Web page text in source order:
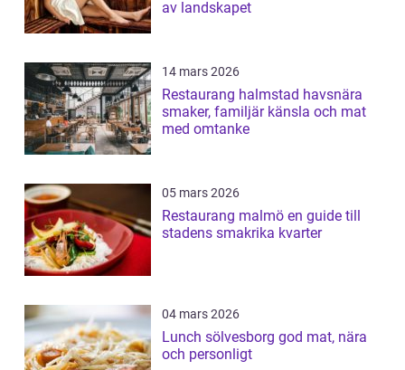
av landskapet
14 mars 2026
Restaurang halmstad havsnära
smaker, familjär känsla och mat
med omtanke
05 mars 2026
Restaurang malmö en guide till
stadens smakrika kvarter
04 mars 2026
Lunch sölvesborg god mat, nära
och personligt